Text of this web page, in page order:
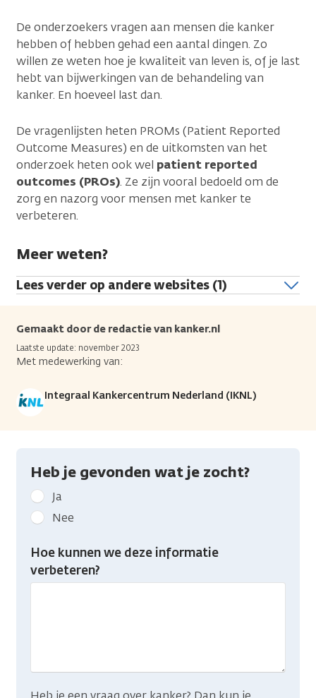
De onderzoekers vragen aan mensen die kanker
hebben of hebben gehad een aantal dingen. Zo
willen ze weten hoe je kwaliteit van leven is, of je last
hebt van bijwerkingen van de behandeling van
kanker. En hoeveel last dan.
De vragenlijsten heten PROMs (Patient Reported
Outcome Measures) en de uitkomsten van het
onderzoek heten ook wel patient reported
outcomes (PROs). Ze zijn vooral bedoeld om de
zorg en nazorg voor mensen met kanker te
verbeteren.
Meer weten?
Lees verder op andere websites (1)
Gemaakt door de redactie van kanker.nl
Laatste update: november 2023
Met medewerking van:
Integraal Kankercentrum Nederland (IKNL)
Heb je gevonden wat je zocht?
Geef
kanker.nl
feedback:
Heb
gevonden
Ja
Nee
Hoe kunnen we deze informatie
verbeteren?